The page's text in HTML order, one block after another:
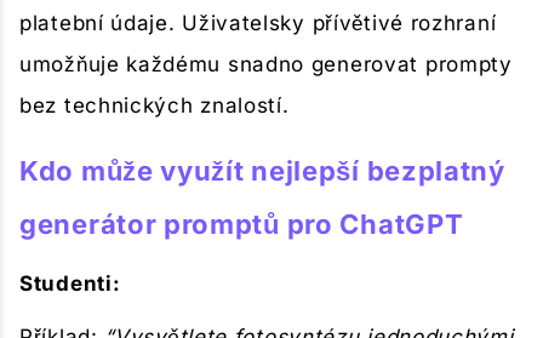
platební údaje. Uživatelsky přívětivé rozhraní
umožňuje každému snadno generovat prompty
bez technických znalostí.
Kdo může využít nejlepší bezplatný
generátor promptů pro ChatGPT
Studenti: